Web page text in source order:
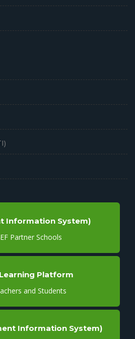
Information System)
Partner Schools
Platform
and Students
Information System)